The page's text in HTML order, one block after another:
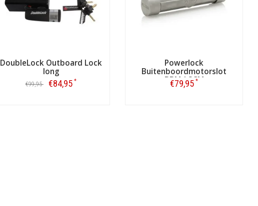
DoubleLock Outboard Lock
long
€99,95 €84,95 *
Powerlock
Buitenboordmotorslot
BBM-I SCM
€79,95 *